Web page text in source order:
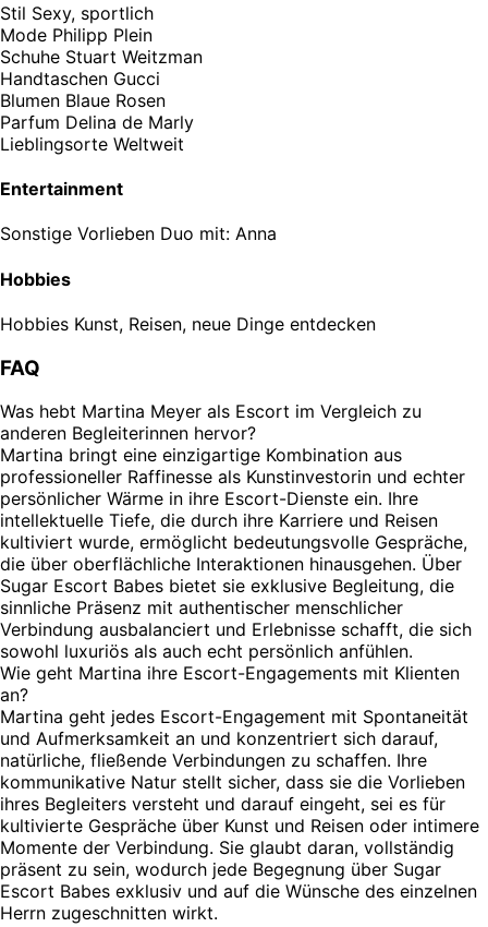
Stil Sexy, sportlich
Mode Philipp Plein
Schuhe Stuart Weitzman
Handtaschen Gucci
Blumen Blaue Rosen
Parfum Delina de Marly
Lieblingsorte Weltweit
Entertainment
Sonstige Vorlieben Duo mit: Anna
Hobbies
Hobbies Kunst, Reisen, neue Dinge entdecken
FAQ
Was hebt Martina Meyer als Escort im Vergleich zu
anderen Begleiterinnen hervor?
Martina bringt eine einzigartige Kombination aus
professioneller Raffinesse als Kunstinvestorin und echter
persönlicher Wärme in ihre Escort-Dienste ein. Ihre
intellektuelle Tiefe, die durch ihre Karriere und Reisen
kultiviert wurde, ermöglicht bedeutungsvolle Gespräche,
die über oberflächliche Interaktionen hinausgehen. Über
Sugar Escort Babes bietet sie exklusive Begleitung, die
sinnliche Präsenz mit authentischer menschlicher
Verbindung ausbalanciert und Erlebnisse schafft, die sich
sowohl luxuriös als auch echt persönlich anfühlen.
Wie geht Martina ihre Escort-Engagements mit Klienten
an?
Martina geht jedes Escort-Engagement mit Spontaneität
und Aufmerksamkeit an und konzentriert sich darauf,
natürliche, fließende Verbindungen zu schaffen. Ihre
kommunikative Natur stellt sicher, dass sie die Vorlieben
ihres Begleiters versteht und darauf eingeht, sei es für
kultivierte Gespräche über Kunst und Reisen oder intimere
Momente der Verbindung. Sie glaubt daran, vollständig
präsent zu sein, wodurch jede Begegnung über Sugar
Escort Babes exklusiv und auf die Wünsche des einzelnen
Herrn zugeschnitten wirkt.